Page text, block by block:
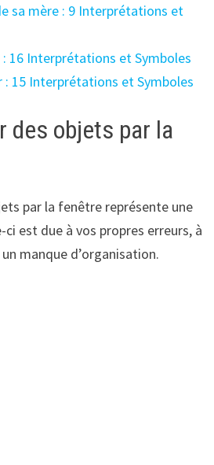
sa mère : 9 Interprétations et
: 16 Interprétations et Symboles
: 15 Interprétations et Symboles
des objets par la
par la fenêtre représente une
est due à vos propres erreurs, à
manque d’organisation.